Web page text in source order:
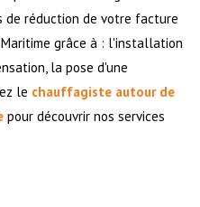
de réduction de votre facture
grâce à : l'installation
la pose d'une
le chauffagiste autour de
pour découvrir nos services